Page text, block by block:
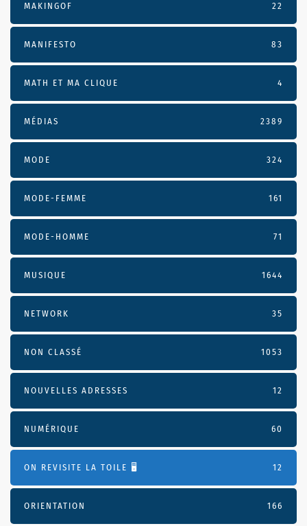
MAKINGOF 22
MANIFESTO 83
MATH ET MA CLIQUE 4
MÉDIAS 2389
MODE 324
MODE-FEMME 161
MODE-HOMME 71
MUSIQUE 1644
NETWORK 35
NON CLASSÉ 1053
NOUVELLES ADRESSES 12
NUMÉRIQUE 60
ON REVISITE LA TOILE 🖥️ 12
ORIENTATION 166